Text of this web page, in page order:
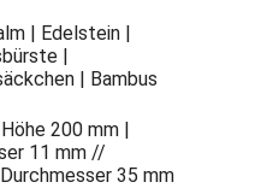
| Edelstein |
|
| Bambus
200 mm |
11 mm //
35 mm